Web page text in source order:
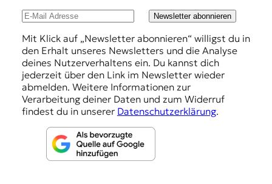
Newsletter abonnieren
Mit Klick auf „Newsletter abonnieren“ willigst du in
den Erhalt unseres Newsletters und die Analyse
deines Nutzerverhaltens ein. Du kannst dich
jederzeit über den Link im Newsletter wieder
abmelden. Weitere Informationen zur
Verarbeitung deiner Daten und zum Widerruf
findest du in unserer Datenschutzerklärung.